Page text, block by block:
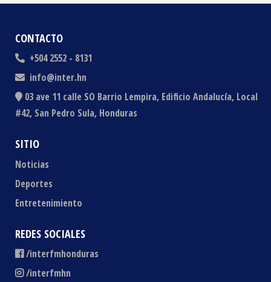
CONTACTO
+504 2552 - 8131
info@inter.hn
03 ave 11 calle SO Barrio Lempira, Edificio Andalucía, Local
#42, San Pedro Sula, Honduras
SITIO
Noticias
Deportes
Entretenimiento
REDES SOCIALES
/interfmhonduras
/interfmhn